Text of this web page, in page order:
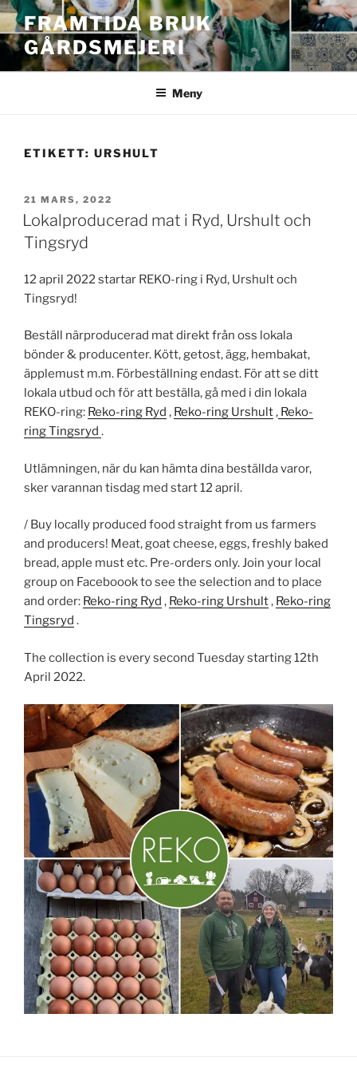
Hoppa
till
innehåll
FRAMTIDA BRUK
GÅRDSMEJERI
Meny
ETIKETT: URSHULT
PUBLICERAT
21 MARS, 2022
Lokalproducerad mat i Ryd, Urshult och
Tingsryd
12 april 2022 startar REKO-ring i Ryd, Urshult och
Tingsryd!
Beställ närproducerad mat direkt från oss lokala
bönder & producenter. Kött, getost, ägg, hembakat,
äpplemust m.m. Förbeställning endast. För att se ditt
lokala utbud och för att beställa, gå med i din lokala
REKO-ring: Reko-ring Ryd , Reko-ring Urshult, Reko-
ring Tingsryd .
Utlämningen, när du kan hämta dina beställda varor,
sker varannan tisdag med start 12 april.
/ Buy locally produced food straight from us farmers
and producers! Meat, goat cheese, eggs, freshly baked
bread, apple must etc. Pre-orders only. Join your local
group on Faceboook to see the selection and to place
and order: Reko-ring Ryd , Reko-ring Urshult, Reko-ring
Tingsryd .
The collection is every second Tuesday starting 12th
April 2022.